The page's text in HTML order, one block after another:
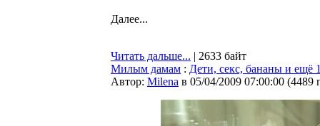
Далее...
Читать дальше... | 2633 байт
Милым дамам : Дети, секс, бананы и ещё
Автор: Milena в 05/04/2009 07:00:00 (4489